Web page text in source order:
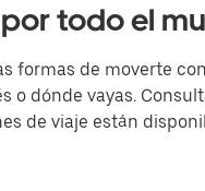
todo el
formas de moverte
o dónde vayas.
de viaje están